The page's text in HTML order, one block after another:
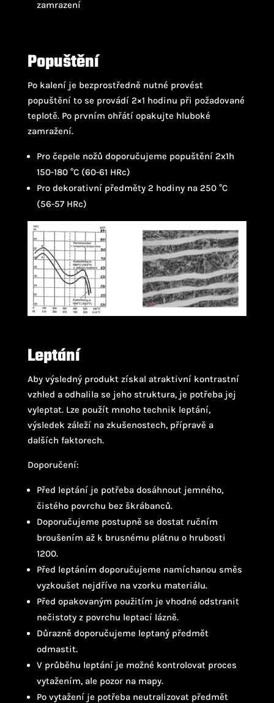
zamrazení
Popuštění
Po kalení je bezprostředně nutné provést
popuštění to se provádí 2×1 hodinu při požadované
teplotě. Po prvním ohřátí opakujte hluboké
zamražení.
Pro čepele nožů doporučujeme popuštění 2x1h
150-180 °C (60-61 HRc)
Pro dekorativní předměty 2 hodiny na 250 °C
(56-57 HRc)
Leptání
Aby výsledný produkt získal atraktivní kontrastní
vzhled a odhalila se jeho struktura, je potřeba jej
vyleptat. Lze použít mnoho technik leptání,
výsledek záleží na zkušenostech, přípravě a
dalších faktorech.
Doporučení:
Před leptání je potřeba dosáhnout jemného,
čistého povrchu bez škrábanců.
Doporučujeme postupně se dostat ručním
broušením až k brusnému plátnu o hrubosti
1200.
Před leptáním doporučujeme namíchanou směs
vyzkoušet nejdříve na vzorku materiálu.
Před opakovaným použitím je vhodné odstranit
nečistoty z povrchu leptací lázně.
Důrazně doporučujeme leptaný předmět
odmastit.
V průběhu leptání je možné kontrolovat proces
vytažením, ale pozor na mapy.
Po vytažení je potřeba neutralizovat předmět